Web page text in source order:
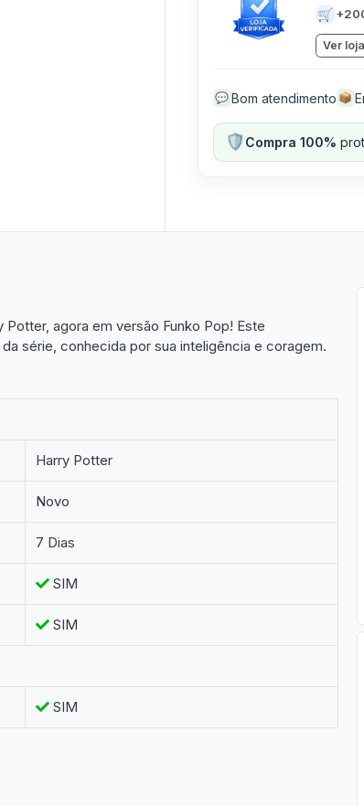
🛒
Ver loja
💬 Bom atendimento 📦
🛡️Compra 100%
agora em versão Funko Pop! Este
série, conhecida por sua inteligência e coragem.
Harry Potter
Novo
7 Dias
SIM
SIM
SIM